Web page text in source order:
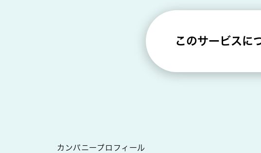
このサービスに
カンパニープロフィール